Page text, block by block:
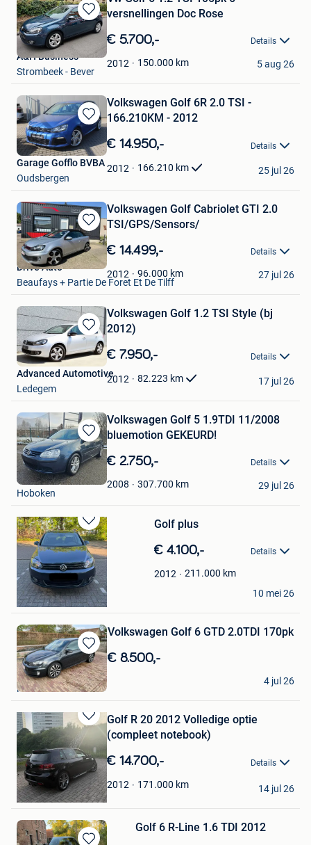
Bewaren
in
Mijn
Favorieten
versnellingen Doc Rose
€ 5.700,- Details
2012 150.000 km
A&H Business
Strombeek - Bever
5 aug 26
Bewaren
in
Mijn
Favorieten
Volkswagen Golf 6R 2.0 TSI -
166.210KM - 2012
€ 14.950,- Details
2012 166.210 km
Garage Gofflo BVBA
Oudsbergen
25 jul 26
Bewaren
in
Mijn
Favorieten
Volkswagen Golf Cabriolet GTI 2.0
TSI/GPS/Sensors/
€ 14.499,- Details
2012 96.000 km
Drive Auto
Beaufays + Partie De Foret Et De Tilff
27 jul 26
Bewaren
in
Mijn
Favorieten
Volkswagen Golf 1.2 TSI Style (bj
2012)
€ 7.950,- Details
2012 82.223 km
Advanced Automotive
Ledegem
17 jul 26
Bewaren
in
Mijn
Favorieten
Volkswagen Golf 5 1.9TDI 11/2008
bluemotion GEKEURD!
€ 2.750,- Details
2008 307.700 km
Andy Shari
Hoboken
29 jul 26
Bewaren
in
Mijn
Favorieten
Golf plus
€ 4.100,- Details
2012 211.000 km
Dirk
Merksem
10 mei 26
Bewaren
in
Mijn
Favorieten
Volkswagen Golf 6 GTD 2.0TDI 170pk
€ 8.500,-
Stef
Kinrooi
4 jul 26
Bewaren
in
Mijn
Favorieten
Golf R 20 2012 Volledige optie
(compleet notebook)
€ 14.700,- Details
2012 171.000 km
Mmz company
Brussel
14 jul 26
Golf 6 R-Line 1.6 TDI 2012